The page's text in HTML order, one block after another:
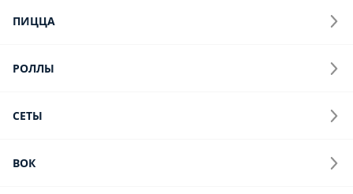
ПИЦЦА
РОЛЛЫ
СЕТЫ
ВОК